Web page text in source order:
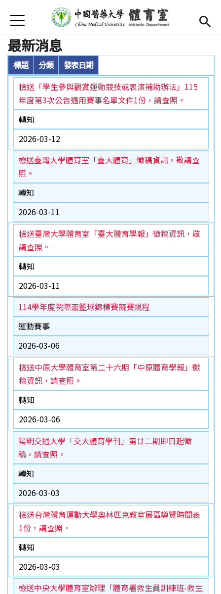
首頁
首頁
簡介
師資陣容
Open submenu (運動場地)
運動場地
活動競賽
Open submenu (校隊)
校隊
Open submenu (獎學金)
獎學金
選課
醫學盃
English
Jump to Navigation
Jump to Main content
最新消息
標題 分類
發表日期
檢送「學生參與觀賞運動競技或表演補助辦法」115
年度第3次公告適用賽事名單文件1份，請查照。
轉知
2026-03-12
檢送臺灣大學體育室「臺大體育」徵稿資訊，敬請查
照。
轉知
2026-03-11
檢送臺灣大學體育室「臺大體育學報」徵稿資訊，敬
請查照。
轉知
2026-03-11
114學年度院際盃籃球錦標賽競賽規程
運動賽事
2026-03-06
檢送中原大學體育室第二十六期「中原體育學報」徵
稿資訊，請查照。
轉知
2026-03-06
陽明交通大學「交大體育學刊」第廿二期即日起徵
稿，請查照。
轉知
2026-03-03
檢送台灣體育運動大學奧林匹克教室展區導覽時間表
1份，請查照。
轉知
2026-03-03
檢送中央大學體育室辦理「體育署救生員訓練班-救生